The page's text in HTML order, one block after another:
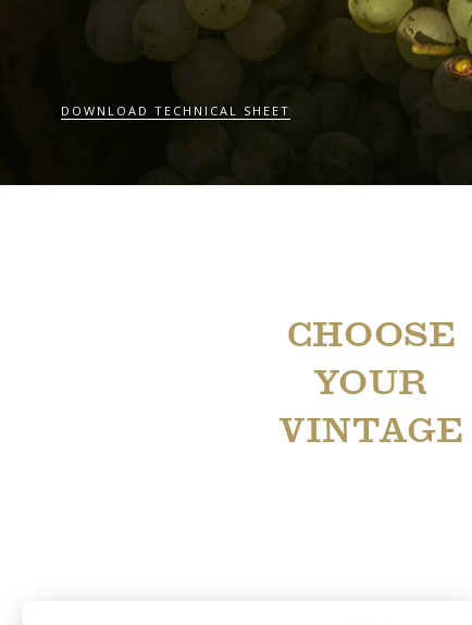
DOWNLOAD TECHNICAL SHEET
CHOOSE
YOUR
VINTAGE